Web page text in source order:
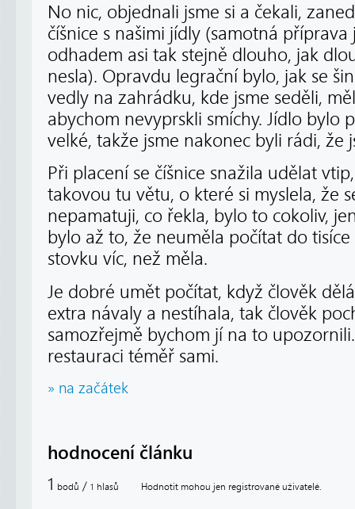
No nic, objednali jsme si a čekali,
číšnice s našimi jídly (samotná
odhadem asi tak stejně dlouho, jak
nesla). Opravdu legrační bylo, jak se
vedly na zahrádku, kde jsme seděli,
abychom nevyprskli smíchy. Jídlo bylo
velké, takže jsme nakonec byli rádi, že
Při placení se číšnice snažila udělat
takovou tu větu, o které si myslela, že
nepamatuji, co řekla, bylo to cokoliv,
bylo až to, že neuměla počítat do
stovku víc, než měla.
Je dobré umět počítat, když člověk
extra návaly a nestíhala, tak člověk
samozřejmě bychom jí na to
restauraci téměř sami.
» na začátek
hodnocení článku
1 bodů / 1 hlasů Hodnotit mohou jen registrované uživatelé.